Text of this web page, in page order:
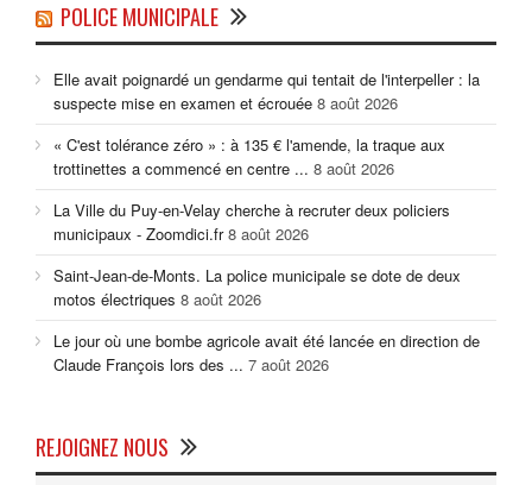
POLICE MUNICIPALE
Elle avait poignardé un gendarme qui tentait de l'interpeller : la
suspecte mise en examen et écrouée 8 août 2026
« C'est tolérance zéro » : à 135 € l'amende, la traque aux
trottinettes a commencé en centre ... 8 août 2026
La Ville du Puy-en-Velay cherche à recruter deux policiers
municipaux - Zoomdici.fr 8 août 2026
Saint-Jean-de-Monts. La police municipale se dote de deux
motos électriques 8 août 2026
Le jour où une bombe agricole avait été lancée en direction de
Claude François lors des ... 7 août 2026
REJOIGNEZ NOUS